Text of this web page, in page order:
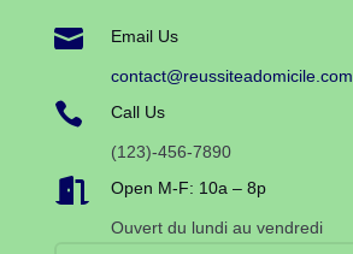
 Email Us
contact@reussiteadomicile.com
 Call Us
(123)-456-7890
 Open M-F: 10a – 8p
Ouvert du lundi au vendredi